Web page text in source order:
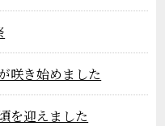
咲き始めました
を迎えました